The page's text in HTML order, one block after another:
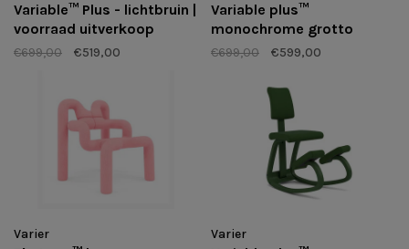
Variable™ Plus - lichtbruin |
voorraad uitverkoop
€699,00 €519,00
Variable plus™
monochrome grotto
€699,00 €599,00
Varier Varier